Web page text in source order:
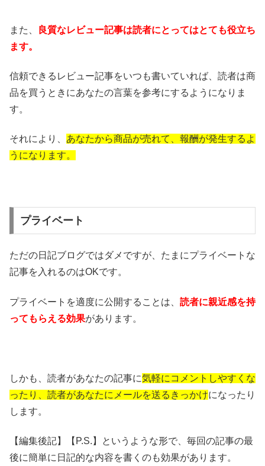
また、
良質なレビュー記事は読者にとってはとても役立ち
ます。
信頼できるレビュー記事をいつも書いていれば、読者は商
品を買うときにあなたの言葉を参考にするようになりま
す。
それにより、 あなたから商品が売れて、報酬が発生するよ
うになります。
プライベート
ただの日記ブログではダメですが、たまにプライベートな
記事を入れるのはOKです。
プライベートを適度に公開することは、 読者に親近感を持
ってもらえる効果があります。
しかも、読者があなたの記事に気軽にコメントしやすくな
ったり、読者があなたにメールを送るきっかけになったり
します。
【編集後記】【P.S.】というような形で、毎回の記事の最
後に簡単に日記的な内容を書くのも効果があります。